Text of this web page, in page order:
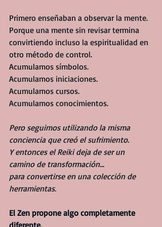
Primero enseñaban a observar la mente.
Porque una mente sin revisar termina
convirtiendo incluso la espiritualidad en
otro método de control.
Acumulamos símbolos.
Acumulamos iniciaciones.
Acumulamos cursos.
Acumulamos conocimientos.
Pero seguimos utilizando la misma
conciencia que creó el sufrimiento.
Y entonces el Reiki deja de ser un
camino de transformación...
para convertirse en una colección de
herramientas.
El Zen propone algo completamente